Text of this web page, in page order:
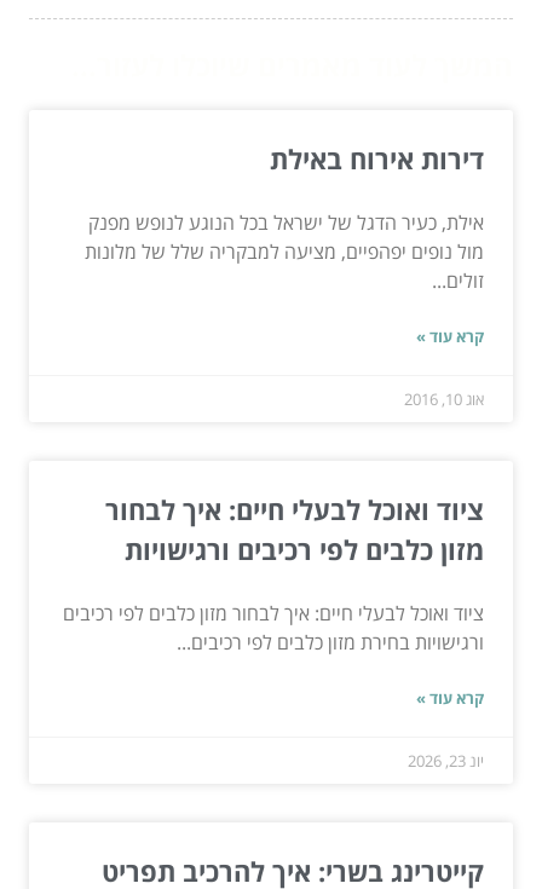
דירות אירוח באילת
אילת, כעיר הדגל של ישראל בכל הנוגע לנופש מפנק
מול נופים יפהפיים, מציעה למבקריה שלל של מלונות
זולים...
קרא עוד »
אוג 10, 2016
ציוד ואוכל לבעלי חיים: איך לבחור
מזון כלבים לפי רכיבים ורגישויות
ציוד ואוכל לבעלי חיים: איך לבחור מזון כלבים לפי רכיבים
ורגישויות בחירת מזון כלבים לפי רכיבים...
קרא עוד »
יונ 23, 2026
קייטרינג בשרי: איך להרכיב תפריט